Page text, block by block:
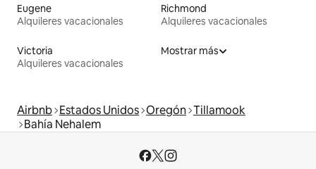
Eugene
Alquileres vacacionales
Richmond
Alquileres vacacionales
Victoria
Alquileres vacacionales
Mostrar más
Airbnb Estados Unidos Oregón Tillamook
Bahía Nehalem